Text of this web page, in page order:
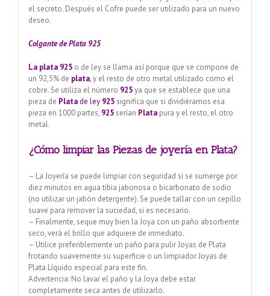
el secreto. Después el Cofre puede ser utilizado para un nuevo
deseo.
Colgante de Plata 925
La plata 925 o de ley se llama así porque que se compone de
un 92,5% de plata,y el resto de otro metal utilizado como el
cobre. Se utiliza el número 925ya que se establece que una
pieza de Platade ley 925significa que si dividiéramos esa
pieza en 1000 partes, 925serían Platapura y el resto, el otro
metal.
¿Cómo limpiar las Piezas de joyería en Plata?
– La Joyería se puede limpiar con seguridad si se sumerge por
diez minutos en agua tibia jabonosa o bicarbonato de sodio
(no utilizar un jabón detergente). Se puede tallar con un cepillo
suave para remover la suciedad, si es necesario.
– Finalmente, seque muy bien la Joya con un paño absorbente
seco, verá el brillo que adquiere de inmediato.
– Utilice preferiblemente un paño para pulir Joyas de Plata
frotando suavemente su superficie o un limpiador Joyas de
Plata Líquido especial para este fin.
Advertencia: No lavar el paño y la Joya debe estar
completamente seca antes de utilizarlo.